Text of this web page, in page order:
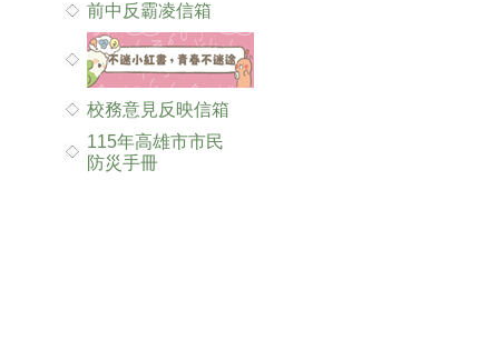
前中反霸凌信箱
校務意見反映信箱
115年高雄市市民
防災手冊